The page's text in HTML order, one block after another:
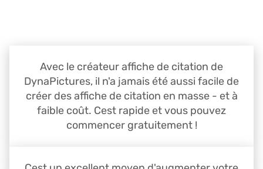
Avec le créateur affiche de citation de
DynaPictures, il n'a jamais été aussi facile de
créer des affiche de citation en masse - et à
faible coût. Cest rapide et vous pouvez
commencer gratuitement !